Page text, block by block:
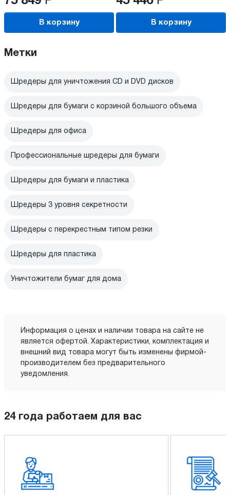
В корзину В корзину
Метки
Шредеры для уничтожения CD и DVD дисков
Шредеры для бумаги с корзиной большого объема
Шредеры для офиса
Профессиональные шредеры для бумаги
Шредеры для бумаги и пластика
Шредеры 3 уровня секретности
Шредеры с перекрестным типом резки
Шредеры для пластика
Уничтожители бумаг для дома
Информация о ценах и наличии товара на сайте не
является офертой. Характеристики, комплектация и
внешний вид товара могут быть изменены фирмой-
производителем без предварительного
уведомления.
24 года работаем для вас